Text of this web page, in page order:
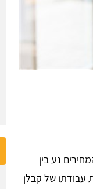
נע בין
את עבודתו של קבלן